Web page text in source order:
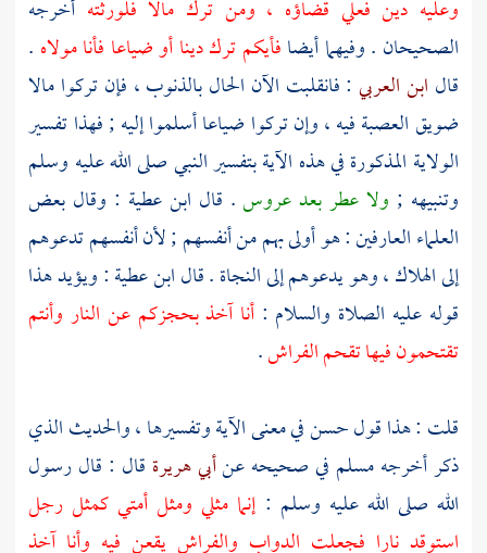
وعليه دين فعلي قضاؤه ، ومن ترك مالا فلورثته أخرجه
الصحيحان . وفيهما أيضافأيكم ترك دينا أو ضياعا فأنا مولاه .
قال ابن العربي : فانقلبت الآن الحال بالذنوب ، فإن تركوا مالا
ضويق العصبة فيه ، وإن تركوا ضياعا أسلموا إليه ; فهذا تفسير
الولاية المذكورة في هذه الآية بتفسير النبي صلى الله عليه وسلم
وتنبيهه ; ولا عطر بعد عروس. قال ابن عطية : وقال بعض
العلماء العارفين : هو أولى بهم من أنفسهم ; لأن أنفسهم تدعوهم
إلى الهلاك ، وهو يدعوهم إلى النجاة . قالابن عطية: ويؤيد هذا
قوله عليه الصلاة والسلام : أنا آخذ بحجزكم عن النار وأنتم
تقتحمون فيها تقحم الفراش.
قلت : هذا قول حسن في معنى الآية وتفسيرها ، والحديث الذي
ذكر أخرجهمسلم في صحيحه عنأبي هريرة قال : قال رسول
الله صلى الله عليه وسلم :إنما مثلي ومثل أمتي كمثل رجل
استوقد نارا فجعلت الدواب والفراش يقعن فيه وأنا آخذ